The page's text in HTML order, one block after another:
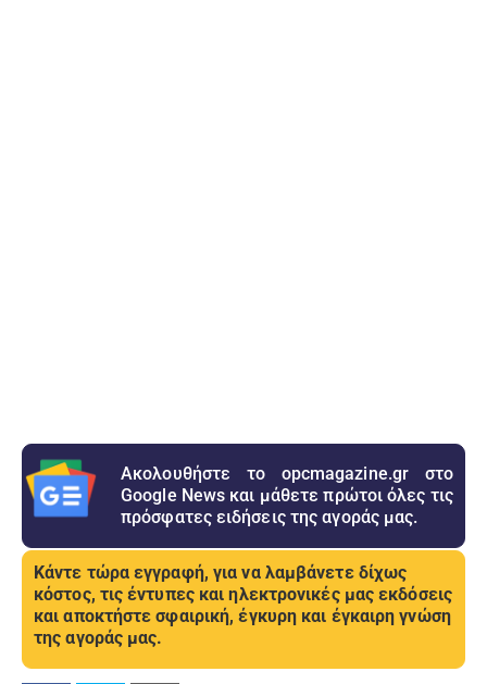
Ακολουθήστε το opcmagazine.gr στο
Google News και μάθετε πρώτοι όλες τις
πρόσφατες ειδήσεις της αγοράς μας.
Κάντε τώρα εγγραφή, για να λαμβάνετε δίχως
κόστος, τις έντυπες και ηλεκτρονικές μας εκδόσεις
και αποκτήστε σφαιρική, έγκυρη και έγκαιρη γνώση
της αγοράς μας.